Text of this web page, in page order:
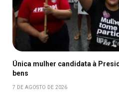
Única mulher candidata à
bens
7 DE AGOSTO DE 2026